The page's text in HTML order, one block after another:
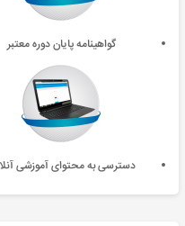
گواهینامه پایان دوره معتبر
دسترسی به محتوای آموزشی